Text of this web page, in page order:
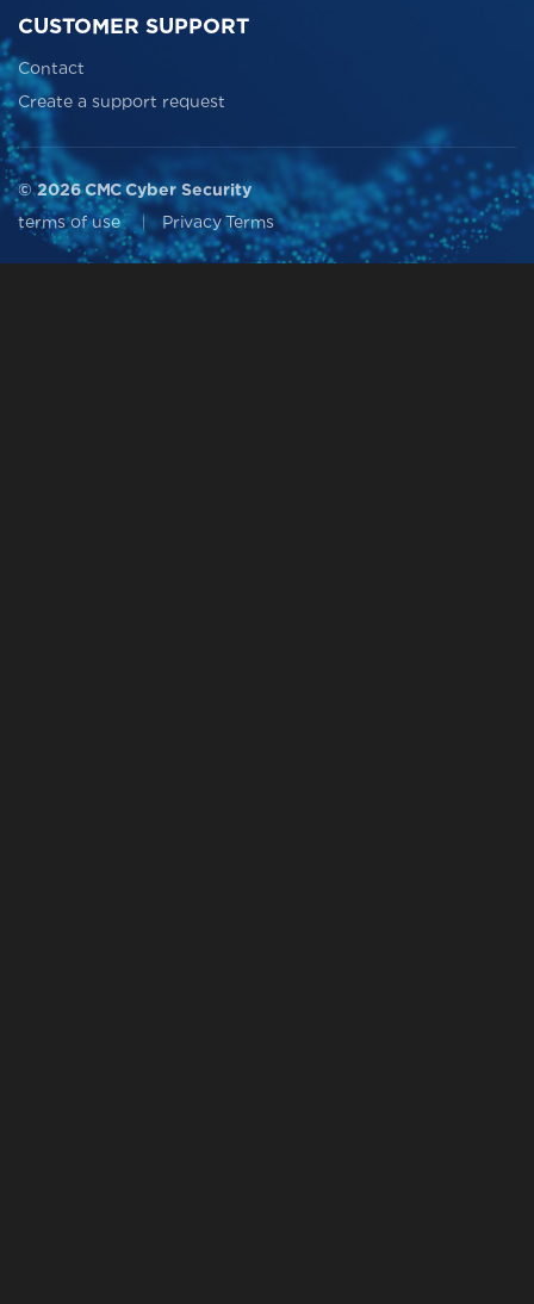
CUSTOMER SUPPORT
Contact
Create a support request
© 2026 CMC Cyber Security
terms of use
Privacy Terms